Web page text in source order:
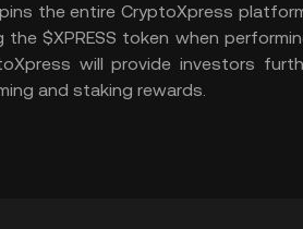
the entire CryptoXpress
$XPRESS token when
will provide investors
and staking rewards.